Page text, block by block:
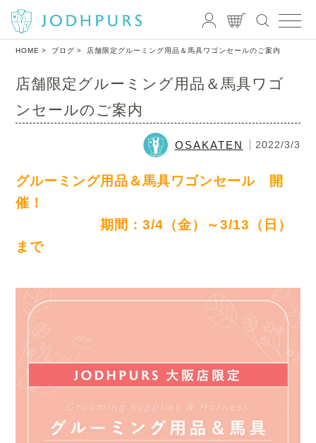
HOME ブログ 店舗限定グルーミング用品＆馬具ワゴンセールのご案内
店舗限定グルーミング用品＆馬具ワゴ
ンセールのご案内
OSAKATEN 2022/3/3
グルーミング用品＆馬具ワゴンセール 開
催！
期間：3/4（金）～3/13（日）
まで